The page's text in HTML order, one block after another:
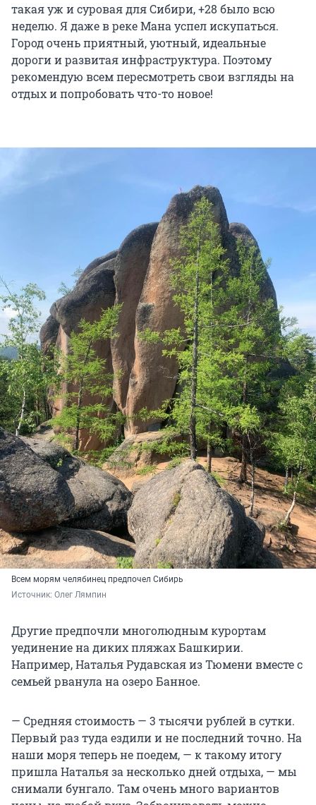
такая уж и суровая для Сибири, +28 было всю
неделю. Я даже в реке Мана успел искупаться.
Город очень приятный, уютный, идеальные
дороги и развитая инфраструктура. Поэтому
рекомендую всем пересмотреть свои взгляды на
отдых и попробовать что-то новое!
Всем морям челябинец предпочел Сибирь
Источник: Олег Лямпин
Другие предпочли многолюдным курортам
уединение на диких пляжах Башкирии.
Например, Наталья Рудавская из Тюмени вместе с
семьей рванула на озеро Банное.
— Средняя стоимость — 3 тысячи рублей в сутки.
Первый раз туда ездили и не последний точно. На
наши моря теперь не поедем, — к такому итогу
пришла Наталья за несколько дней отдыха, — мы
снимали бунгало. Там очень много вариантов